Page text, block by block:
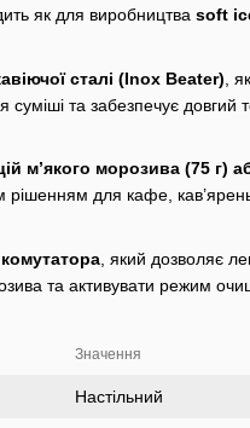
як для виробництва soft
сталі (Inox Beater) ,
та забезпечує довгий
м’якого морозива (75 г)
рішенням для кафе,
комутатора , який дозволяє
та активувати режим
Значення
Настільний